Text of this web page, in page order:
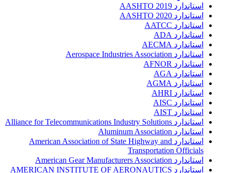
استاندارد AASHTO 2019
استاندارد AASHTO 2020
استاندارد AATCC
استاندارد ADA
استاندارد AECMA
استاندارد Aerospace Industries Association
استاندارد AFNOR
استاندارد AGA
استاندارد AGMA
استاندارد AHRI
استاندارد AISC
استاندارد AIST
استاندارد Alliance for Telecommunications Industry Solutions
استاندارد Aluminum Association
استاندارد American Association of State Highway and
Transportation Officials
استاندارد American Gear Manufacturers Association
استاندارد AMERICAN INSTITUTE OF AERONAUTICS